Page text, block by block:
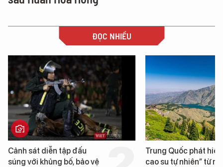
ĐỌC NHIỀU
Trung Quốc phát hiện “mỏ
cao su tự nhiên” từ một
Loạt dự án bất
Đà Nẵng sắp bị